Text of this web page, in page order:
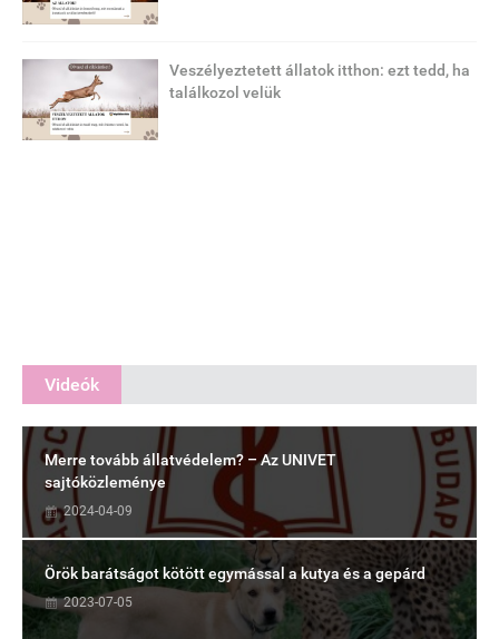
Veszélyeztetett állatok itthon: ezt tedd, ha
találkozol velük
Videók
Merre tovább állatvédelem? – Az UNIVET
sajtóközleménye
2024-04-09
Örök barátságot kötött egymással a kutya és a gepárd
2023-07-05